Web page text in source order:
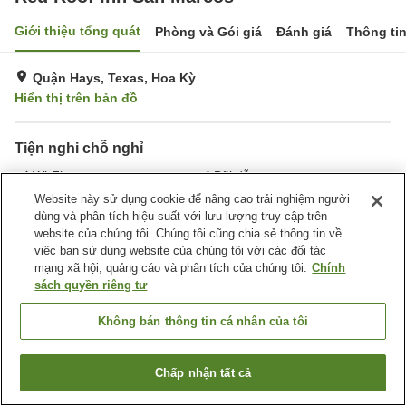
Giới thiệu tổng quát Phòng và Gói giá Đánh giá Thông
Quận Hays, Texas, Hoa Kỳ
Hiển thị trên bản đồ
Tiện nghi chỗ nghỉ
Wi-Fi
Bãi đỗ xe
Hồ bơi
Hoàn toàn không hút thuốc
Trang chủ Hoa Kỳ Texas
Quận Hays
Red Roof Inn San Marcos
Tìm phòng trống
Website này sử dụng cookie để nâng cao trải nghiệm người
dùng và phân tích hiệu suất với lưu lượng truy cập trên
website của chúng tôi. Chúng tôi cũng chia sẻ thông tin về
việc bạn sử dụng website của chúng tôi với các đối tác
mạng xã hội, quảng cáo và phân tích của chúng tôi. Chính
sách quyền riêng tư
Không bán thông tin cá nhân của tôi
Chấp nhận tất cả